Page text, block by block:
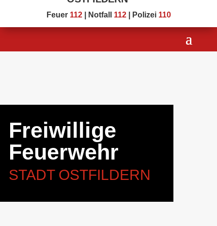
Feuer 112| Notfall 112| Polizei 110
Freiwillige
Feuerwehr
STADT OSTFILDERN